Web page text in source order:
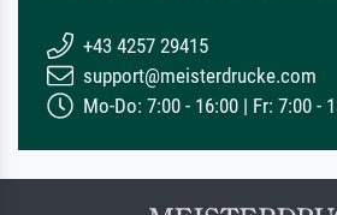
+43 4257 29415
support@meisterdrucke.com
Mo-Do: 7:00 - 16:00 | Fr: 7:00 -